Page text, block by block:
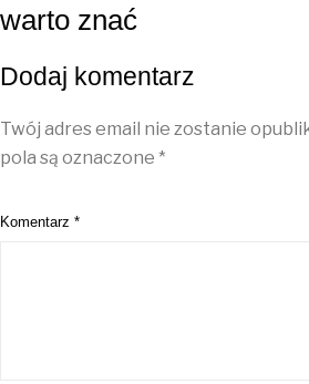
warto znać
Dodaj komentarz
Twój adres email nie zostanie
pola są oznaczone *
Komentarz *